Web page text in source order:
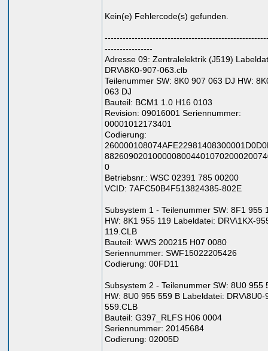
Kein(e) Fehlercode(s) gefunden.
----------------
Adresse 09: Zentralelektrik (J519)
DRV\8K0-907-063.clb
Teilenummer SW: 8K0 907 063 DJ HW:
063 DJ
Bauteil: BCM1 1.0 H16 0103
Revision: 09016001 Seriennummer:
00001012173401
Codierung:
0
Betriebsnr.: WSC 02391 785 00200
VCID: 7AFC50B4F513824385-802E
Subsystem 1 - Teilenummer SW: 8F1 955
HW: 8K1 955 119 Labeldatei: DRV\1KX-
119.CLB
Bauteil: WWS 200215 H07 0080
Seriennummer: SWF15022205426
Codierung: 00FD11
Subsystem 2 - Teilenummer SW: 8U0 955
HW: 8U0 955 559 B Labeldatei: DRV\8U0-
559.CLB
Bauteil: G397_RLFS H06 0004
Seriennummer: 20145684
Codierung: 02005D